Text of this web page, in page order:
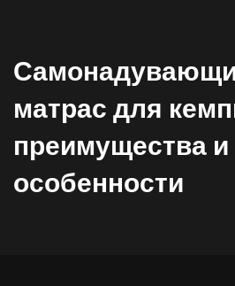
матрас для
преимущества и
особенности